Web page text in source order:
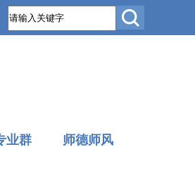
业群 师德师风